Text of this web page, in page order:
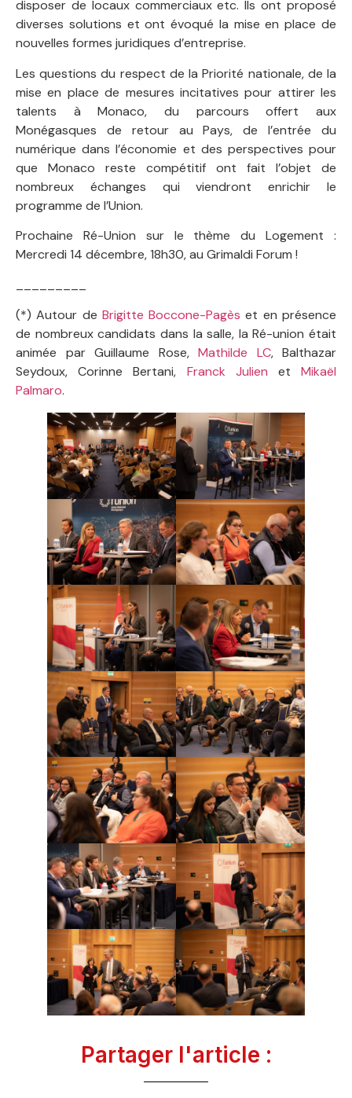
disposer de locaux commerciaux etc. Ils ont proposé
diverses solutions et ont évoqué la mise en place de
nouvelles formes juridiques d’entreprise.
Les questions du respect de la Priorité nationale, de la
mise en place de mesures incitatives pour attirer les
talents à Monaco, du parcours offert aux
Monégasques de retour au Pays, de l’entrée du
numérique dans l’économie et des perspectives pour
que Monaco reste compétitif ont fait l’objet de
nombreux échanges qui viendront enrichir le
programme de l’Union.
Prochaine Ré-Union sur le thème du Logement :
Mercredi 14 décembre, 18h30, au Grimaldi Forum !
(*) Autour de Brigitte Boccone-Pagès et en présence
de nombreux candidats dans la salle, la Ré-union était
animée par Guillaume Rose, Mathilde LC, Balthazar
Seydoux, Corinne Bertani, Franck Julien etMikaël
Palmaro.
Partager l'article :